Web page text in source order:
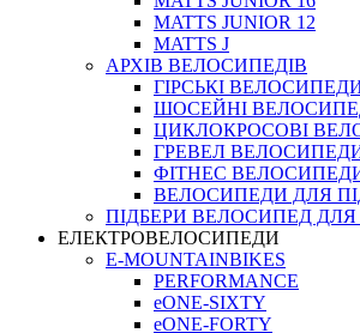
MATTS JUNIOR 12
MATTS J
АРХIВ ВЕЛОСИПЕДIВ
ГІРСЬКІ
ШОСЕЙНІ
ЦИКЛОКРОСОВІ
ГРЕВЕЛ
ФІТНЕС
ВЕЛОСИПЕДИ ДЛЯ
ПIДБЕРИ ВЕЛОСИПЕД ДЛЯ
ЕЛЕКТРОВЕЛОСИПЕДИ
E-MOUNTAINBIKES
PERFORMANCE
eONE-SIXTY
eONE-FORTY